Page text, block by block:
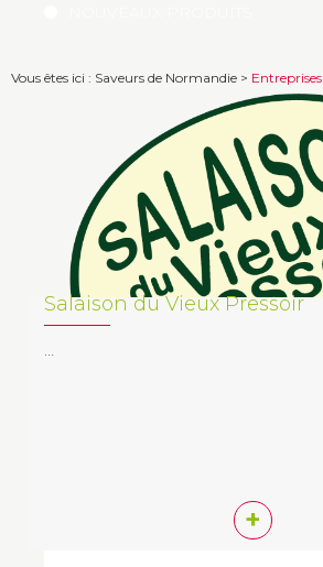
Vous êtes ici : Saveurs de Normandie > Entreprises
Salaison du Vieux Pressoir
…
+